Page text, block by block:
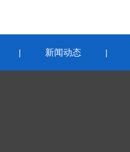
| 新闻动态 |